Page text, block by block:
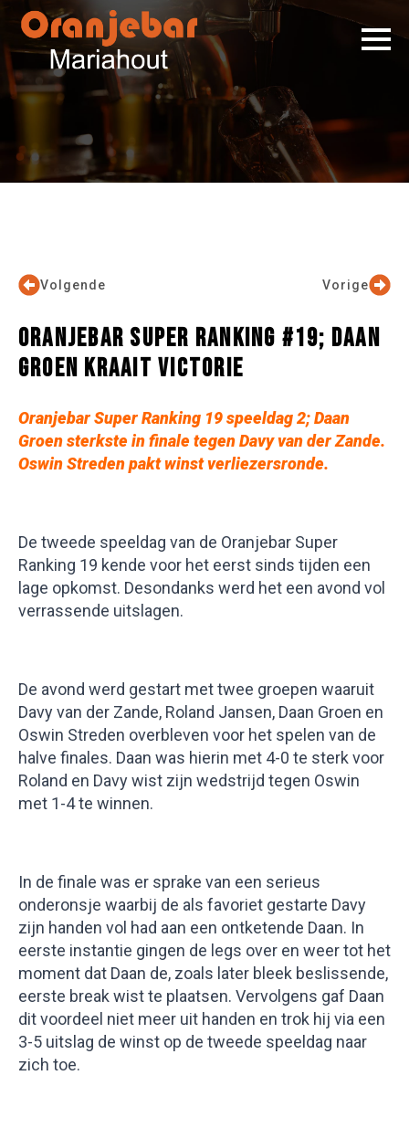
Vorige
Volgende
ORANJEBAR SUPER RANKING #19; DAAN
GROEN KRAAIT VICTORIE
Oranjebar Super Ranking 19 speeldag 2; Daan
Groen sterkste in finale tegen Davy van der Zande.
Oswin Streden pakt winst verliezersronde.
De tweede speeldag van de Oranjebar Super
Ranking 19 kende voor het eerst sinds tijden een
lage opkomst. Desondanks werd het een avond vol
verrassende uitslagen.
De avond werd gestart met twee groepen waaruit
Davy van der Zande, Roland Jansen, Daan Groen en
Oswin Streden overbleven voor het spelen van de
halve finales. Daan was hierin met 4-0 te sterk voor
Roland en Davy wist zijn wedstrijd tegen Oswin
met 1-4 te winnen.
In de finale was er sprake van een serieus
onderonsje waarbij de als favoriet gestarte Davy
zijn handen vol had aan een ontketende Daan. In
eerste instantie gingen de legs over en weer tot het
moment dat Daan de, zoals later bleek beslissende,
eerste break wist te plaatsen. Vervolgens gaf Daan
dit voordeel niet meer uit handen en trok hij via een
3-5 uitslag de winst op de tweede speeldag naar
zich toe.